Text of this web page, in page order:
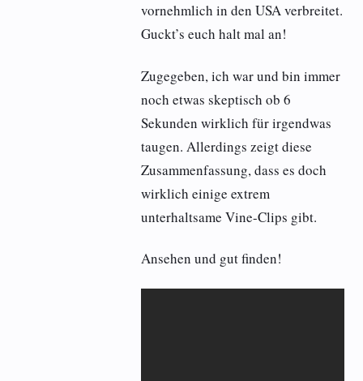
vornehmlich in den USA verbreitet.
Guckt’s euch halt mal an!
Zugegeben, ich war und bin immer
noch etwas skeptisch ob 6
Sekunden wirklich für irgendwas
taugen. Allerdings zeigt diese
Zusammenfassung, dass es doch
wirklich einige extrem
unterhaltsame Vine-Clips gibt.
Ansehen und gut finden!